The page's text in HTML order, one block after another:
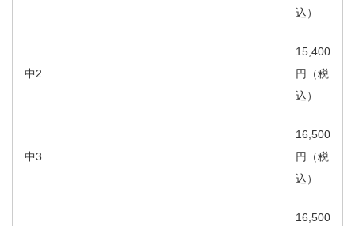
込）
中2
15,400
円（税
込）
中3
16,500
円（税
込）
16,500